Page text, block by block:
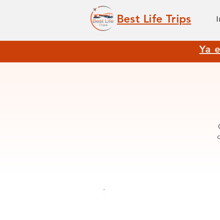
Best Life Trips
Ya